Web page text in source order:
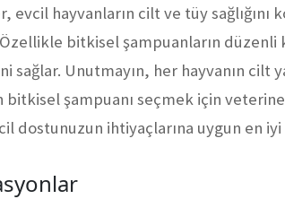
evcil hayvanların cilt ve tüy
Özellikle bitkisel şampuanların düzenli
sağlar. Unutmayın, her hayvanın cilt
bitkisel şampuanı seçmek için
dostunuzun ihtiyaçlarına uygun en